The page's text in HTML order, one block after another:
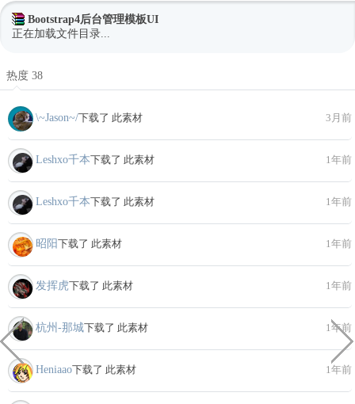
Bootstrap4后台管理模板UI
正在加载文件目录...
热度 38
\~Jason~/下载了 此素材 3月前
Leshxo千本下载了 此素材 1年前
Leshxo千本下载了 此素材 1年前
昭阳下载了 此素材 1年前
发挥虎下载了 此素材 1年前
杭州-那城下载了 此素材 1年前
Heniaao下载了 此素材 1年前